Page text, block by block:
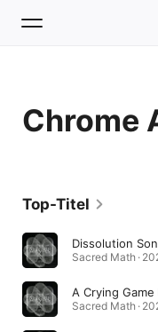
Startseite
Radio
Chrome
Top-Titel
Dissolution
Sacred Math ·
A Crying Game
Sacred Math ·